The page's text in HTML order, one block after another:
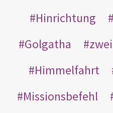
Hinrichtung
Golgatha
Himmelfahrt
Missionsbefehl